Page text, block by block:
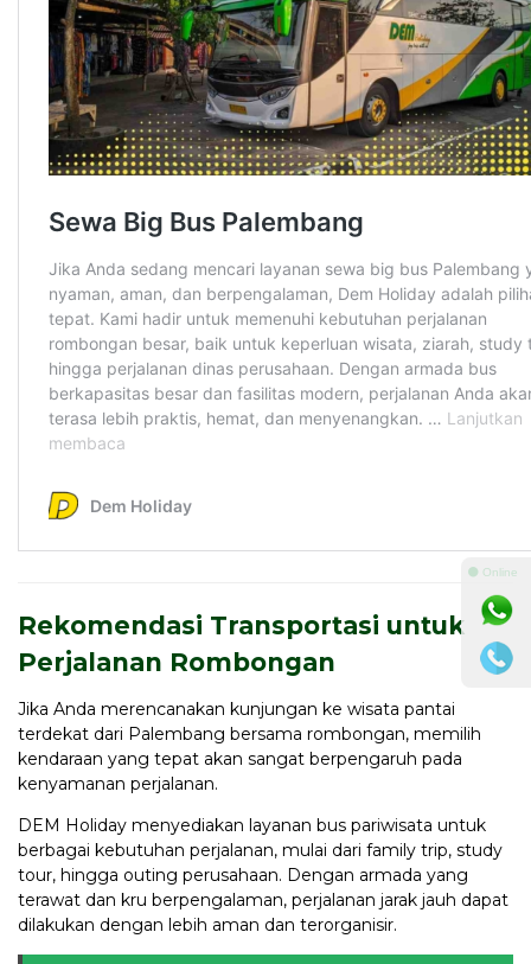
Rekomendasi Transportasi untuk
Perjalanan Rombongan
Jika Anda merencanakan kunjungan ke wisata pantai
terdekat dari Palembang bersama rombongan, memilih
kendaraan yang tepat akan sangat berpengaruh pada
kenyamanan perjalanan.
DEM Holiday menyediakan layanan bus pariwisata untuk
berbagai kebutuhan perjalanan, mulai dari family trip, study
tour, hingga outing perusahaan. Dengan armada yang
terawat dan kru berpengalaman, perjalanan jarak jauh dapat
dilakukan dengan lebih aman dan terorganisir.
⚫ Online